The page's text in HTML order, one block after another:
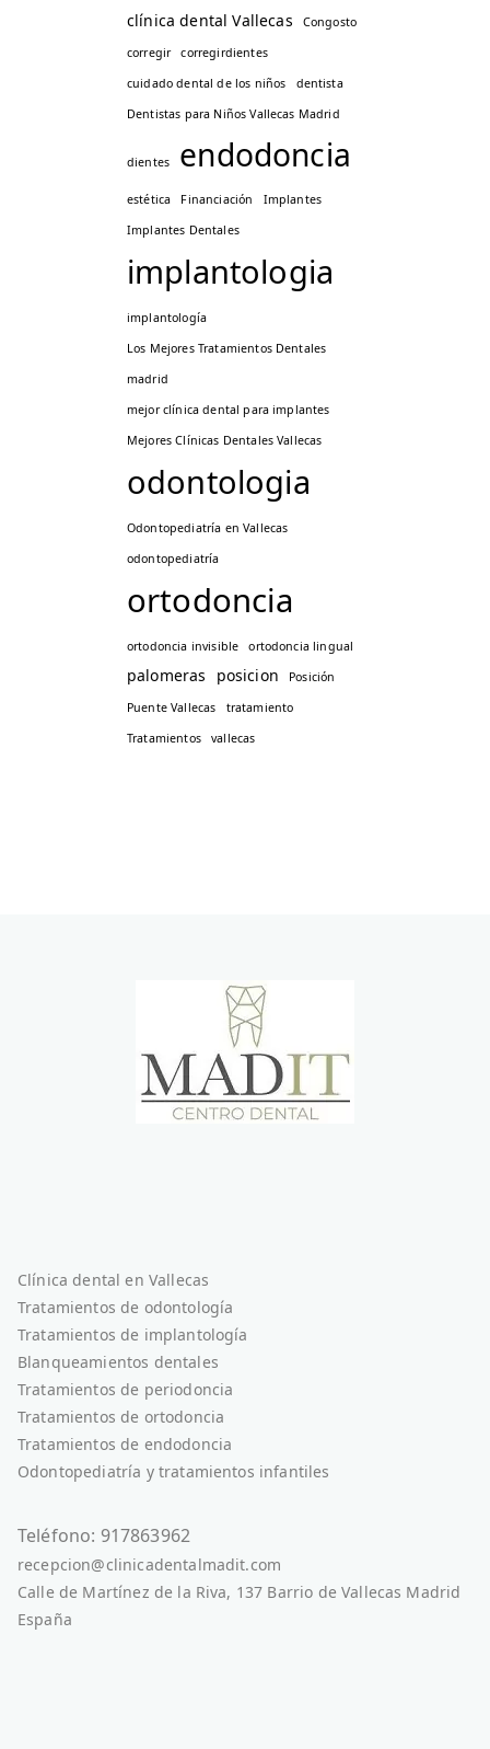
clínica dental Vallecas
Congosto
corregir
corregirdientes
cuidado dental de los niños
dentista
Dentistas para Niños Vallecas Madrid
dientes endodoncia
estética Financiación
Implantes
Implantes Dentales
implantologia
implantología
Los Mejores Tratamientos Dentales
madrid
mejor clínica dental para implantes
Mejores Clínicas Dentales Vallecas
odontologia
Odontopediatría en Vallecas
odontopediatría
ortodoncia
ortodoncia invisible ortodoncia lingual
palomeras posicion
Posición
Puente Vallecas
tratamiento
Tratamientos
vallecas
Clínica dental en Vallecas
Tratamientos de odontología
Tratamientos de implantología
Blanqueamientos dentales
Tratamientos de periodoncia
Tratamientos de ortodoncia
Tratamientos de endodoncia
Odontopediatría y tratamientos infantiles
Teléfono: 917863962
recepcion@clinicadentalmadit.com
Calle de Martínez de la Riva, 137 Barrio de Vallecas Madrid
España